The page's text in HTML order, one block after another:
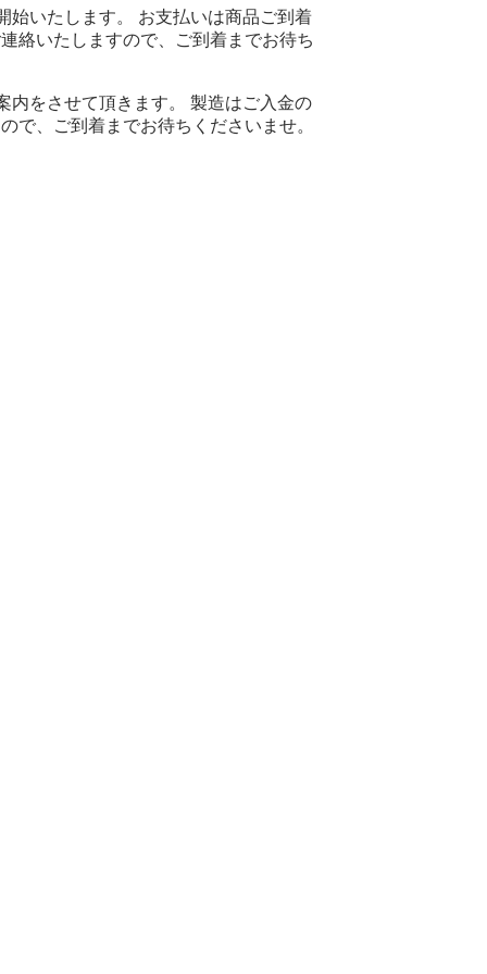
始いたします。 お支払いは商品ご到着
絡いたしますので、ご到着までお待ち
内をさせて頂きます。 製造はご入金の
で、ご到着までお待ちくださいませ。